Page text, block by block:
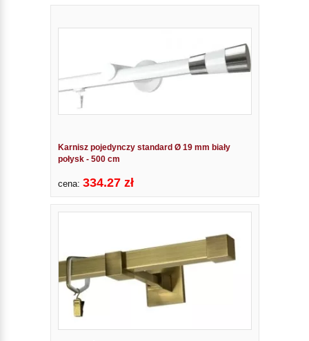
Karnisz pojedynczy standard Ø 19 mm biały
połysk - 500 cm
cena: 334.27 zł